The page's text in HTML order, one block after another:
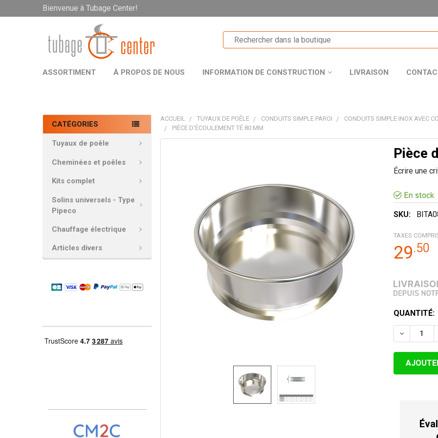
Bienvenue à Tubage Center!
ASSORTIMENT À PROPOS DE NOUS INFORMATION DE CONSTRUCTION LIVRAISON
CATÉGORIES
Tuyaux de poêle
Cheminées et poêles
Kits complet
Solins universels - Type
Pipeco
Chauffage électrique
Articles divers
ACCUEIL TUYAUX DE POÊLE CONDUITS SIMPLE PAROI CONDUITS SIMPLE INOX AVEC
PIÈCE D'ÉCOULEMENT TÉ 80 MM
Pièce
Écrire une
SKU:
TAXES
29.50
STOCK
ACTUEL:
QUANTITÉ:
SÉLECTIONNER
AJOUTER
LA
SÉLECTION
AU PANIER